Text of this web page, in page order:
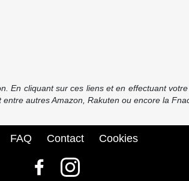
En cliquant sur ces liens et en effectuant
autres Amazon, Rakuten ou encore la
FAQ Contact Cookies